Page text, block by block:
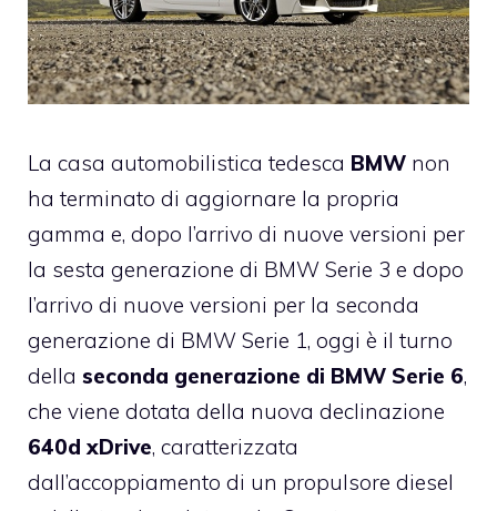
La casa automobilistica tedesca BMW non
ha terminato di aggiornare la propria
gamma e, dopo l’arrivo di nuove versioni per
la sesta generazione di BMW Serie 3 e dopo
l’arrivo di nuove versioni per la seconda
generazione di BMW Serie 1, oggi è il turno
della seconda generazione di BMW Serie 6,
che viene dotata della nuova declinazione
640d xDrive, caratterizzata
dall’accoppiamento di un propulsore diesel